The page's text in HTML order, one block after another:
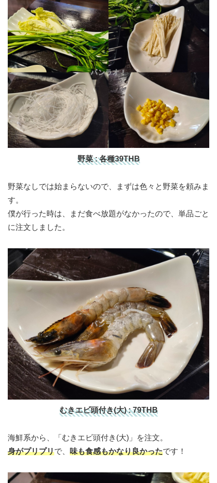
野菜 : 各種39THB
野菜なしでは始まらないので、まずは色々と野菜を頼みま
す。
僕が行った時は、まだ食べ放題がなかったので、単品ごと
に注文しました。
むきエビ頭付き(大) : 79THB
海鮮系から、「むきエビ頭付き(大)」を注文。
身がプリプリで、 味も食感もかなり良かったです！